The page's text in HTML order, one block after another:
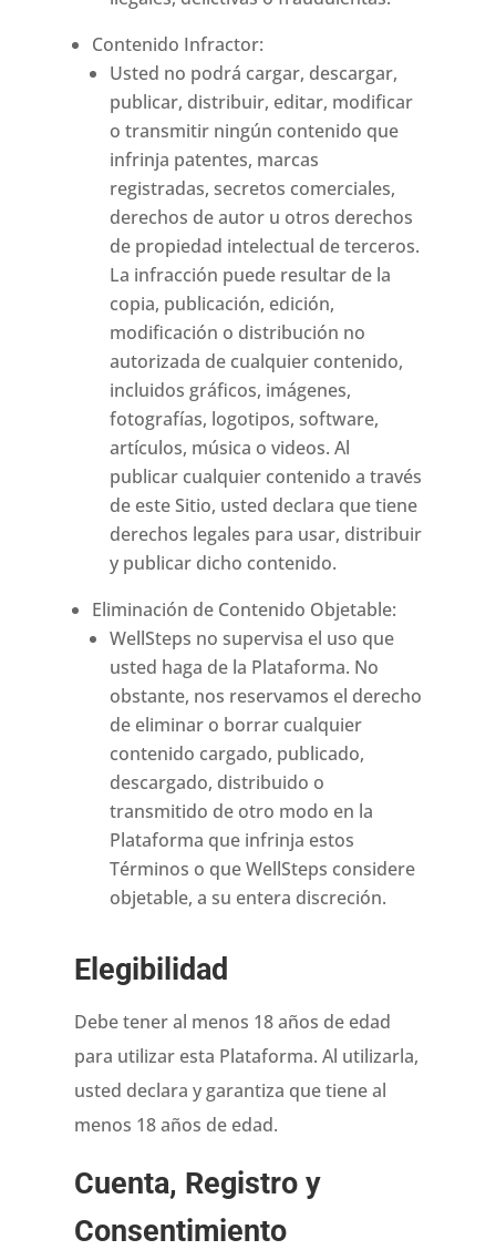
Contenido Infractor:
Usted no podrá cargar, descargar,
publicar, distribuir, editar, modificar
o transmitir ningún contenido que
infrinja patentes, marcas
registradas, secretos comerciales,
derechos de autor u otros derechos
de propiedad intelectual de terceros.
La infracción puede resultar de la
copia, publicación, edición,
modificación o distribución no
autorizada de cualquier contenido,
incluidos gráficos, imágenes,
fotografías, logotipos, software,
artículos, música o videos. Al
publicar cualquier contenido a través
de este Sitio, usted declara que tiene
derechos legales para usar, distribuir
y publicar dicho contenido.
Eliminación de Contenido Objetable:
WellSteps no supervisa el uso que
usted haga de la Plataforma. No
obstante, nos reservamos el derecho
de eliminar o borrar cualquier
contenido cargado, publicado,
descargado, distribuido o
transmitido de otro modo en la
Plataforma que infrinja estos
Términos o que WellSteps considere
objetable, a su entera discreción.
Elegibilidad
Debe tener al menos 18 años de edad
para utilizar esta Plataforma. Al utilizarla,
usted declara y garantiza que tiene al
menos 18 años de edad.
Cuenta, Registro y
Consentimiento